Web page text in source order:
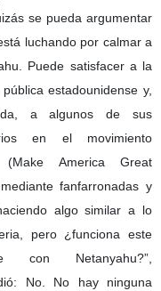
se pueda argumentar
luchando por calmar a
Puede satisfacer a la
estadounidense y,
a algunos de sus
en el movimiento
(Make America Great
fanfarronadas y
algo similar a lo
pero ¿funciona este
con Netanyahu?”,
No. No hay ninguna